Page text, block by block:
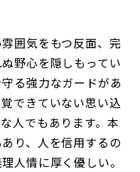
囲気をもつ反面、完
野心を隠しもってい
る強力なガードがあ
できていない思い込
人でもあります。本
り、人を信用するの
人情に厚く優しい。